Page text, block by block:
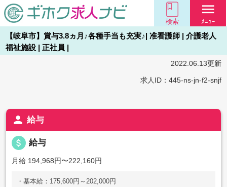
検索
menu
ﾒﾆｭｰ
【岐阜市】賞与3.8ヵ月♪各種手当も充実♪| 准看護師 | 介護老人
福祉施設 | 正社員 |
2022.06.13更新
求人ID：445-ns-jn-f2-snjf
person 給与
attach_money 給与
月給 194,968円〜222,160円
・基本給：175,600円～202,000円